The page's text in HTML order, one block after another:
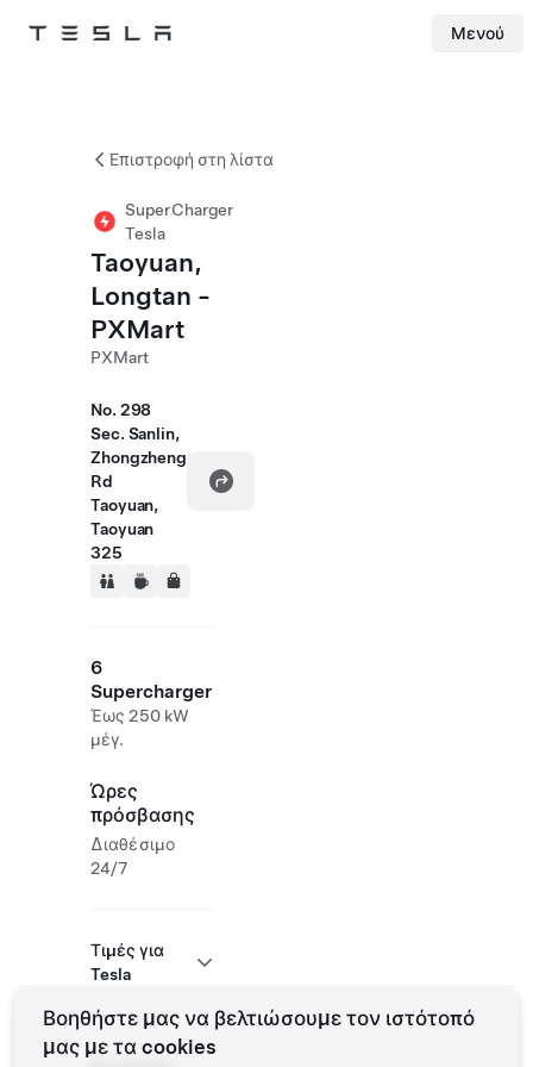
Tesla Μενού
Επιστροφή στη λίστα
SuperCharger
Tesla
Taoyuan,
Longtan -
PXMart
PXMart
No. 298
Sec. Sanlin,
Zhongzheng
Rd
Taoyuan,
Taoyuan
325
6
Supercharger
Έως 250 kW
μέγ.
Ώρες
πρόσβασης
Διαθέσιμο
24/7
Τιμές για
Tesla
Βοηθήστε μας να βελτιώσουμε τον ιστότοπό
μας με τα cookies